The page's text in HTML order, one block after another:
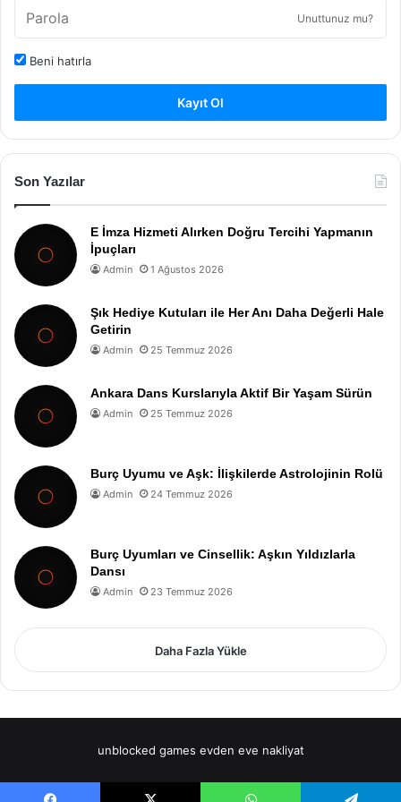
Unuttunuz mu?
Beni hatırla
Kayıt Ol
Son Yazılar
E İmza Hizmeti Alırken Doğru Tercihi Yapmanın
İpuçları
Admin 1 Ağustos 2026
Şık Hediye Kutuları ile Her Anı Daha Değerli Hale
Getirin
Admin 25 Temmuz 2026
Ankara Dans Kurslarıyla Aktif Bir Yaşam Sürün
Admin 25 Temmuz 2026
Burç Uyumu ve Aşk: İlişkilerde Astrolojinin Rolü
Admin 24 Temmuz 2026
Burç Uyumları ve Cinsellik: Aşkın Yıldızlarla
Dansı
Admin 23 Temmuz 2026
Daha Fazla Yükle
unblocked games evden eve nakliyat